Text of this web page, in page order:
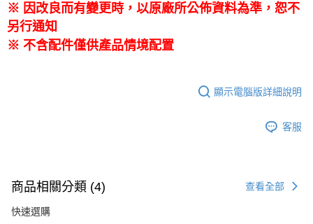
※ 因改良而有變更時，以原廠所公佈資料為準，恕不
另行通知
※ 不含配件僅供產品情境配置
顯示電腦版詳細說明
客服
商品相關分類 (4) 查看全部
快速選購